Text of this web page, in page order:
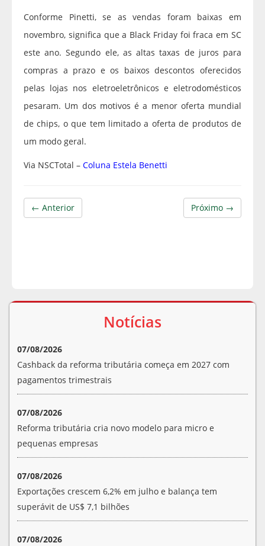
Conforme Pinetti, se as vendas foram baixas em
novembro, significa que a Black Friday foi fraca em SC
este ano. Segundo ele, as altas taxas de juros para
compras a prazo e os baixos descontos oferecidos
pelas lojas nos eletroeletrônicos e eletrodomésticos
pesaram. Um dos motivos é a menor oferta mundial
de chips, o que tem limitado a oferta de produtos de
um modo geral.
Via NSCTotal – Coluna Estela Benetti
Próximo →
← Anterior
Notícias
07/08/2026
Cashback da reforma tributária começa em 2027 com
pagamentos trimestrais
07/08/2026
Reforma tributária cria novo modelo para micro e
pequenas empresas
07/08/2026
Exportações crescem 6,2% em julho e balança tem
superávit de US$ 7,1 bilhões
07/08/2026